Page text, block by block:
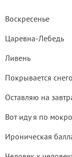
Воскресенье
Царевна-Лебедь
Ливень
Покрывается
Оставляю на
Вот иду я по
Ироническая